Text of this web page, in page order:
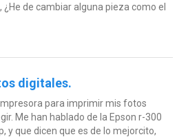
¿He de cambiar alguna pieza como el
digitales.
para imprimir mis fotos
Me han hablado de la Epson r-300
y que dicen que es de lo mejorcito,